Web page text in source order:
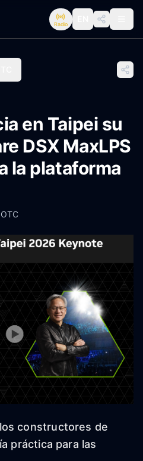
Radio
en Taipei su
DSX MaxLPS
la plataforma
OTC
constructores de
práctica para las